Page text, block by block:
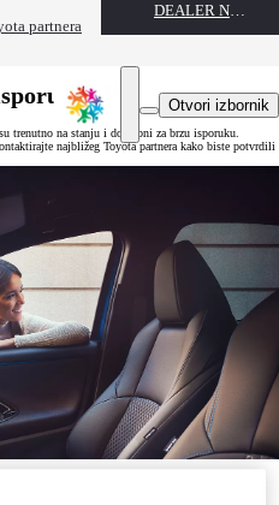
partnera
DEALER NAME
Otvori izbornik
trenutno na stanju i dostupni za brzu isporuku.
najbližeg Toyota partnera kako biste potvrdili